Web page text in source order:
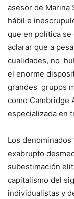
asesor de Marina
hábil e
que en política
aclarar que a
cualidades, no
el enorme
grandes grupos
como Cambridge
especializada en
Los
exabrupto
subestimación
capitalismo del
individualistas y